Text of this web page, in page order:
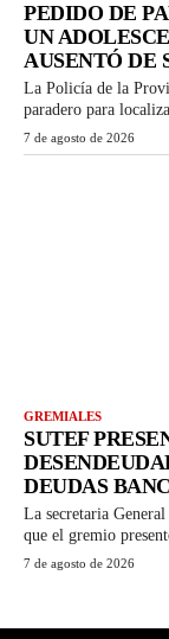
PEDIDO DE
UN
AUSENTÓ DE
La Policía de la
paradero para
7 de agosto de 2026
GREMIALES
SUTEF
DEUDAS
La secretaria
que el gremio
7 de agosto de 2026